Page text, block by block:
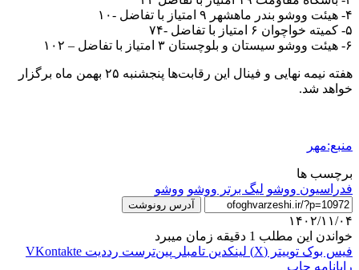
۴- هیئت ووشو بندر ماهشهر ۹ امتیاز با تفاضل -۱۰
۵- کمیته خواچوان ۶ امتیاز با تفاضل -۷۴
۶- هیئت ووشو سیستان و بلوچستان ۳ امتیاز با تفاضل – ۱۰۲
هفته نیمه نهایی و فینال این رقابت‌ها پنجشنبه ۲۵ بهمن ماه برگزار
خواهد شد.
منبع:مهر
برچسب ها
فدراسیون ووشو لیگ برتر ووشو ووشو
آدرس رونوشت
۱۴۰۲/۱۱/۰۴
خواندن این مطلب 1 دقیقه زمان میبرد
فیس بوک توییتر (X) لینکدین ‫تامبلر ‫پین‌ترست ‫رددیت ‫VKontakte
رایانامه چاپ